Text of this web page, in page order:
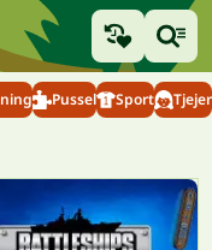
Pussel Sport Tjejer